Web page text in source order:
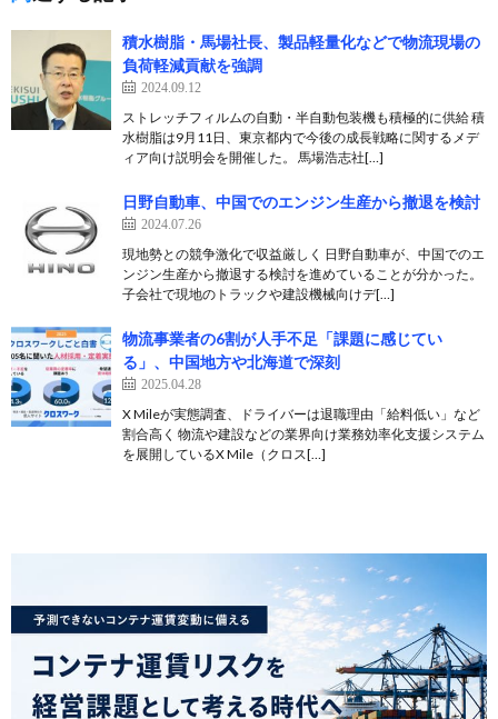
積水樹脂・馬場社長、製品軽量化などで物流現場の
負荷軽減貢献を強調
2024.09.12
ストレッチフィルムの自動・半自動包装機も積極的に供給 積
水樹脂は9月11日、東京都内で今後の成長戦略に関するメデ
ィア向け説明会を開催した。 馬場浩志社[…]
日野自動車、中国でのエンジン生産から撤退を検討
2024.07.26
現地勢との競争激化で収益厳しく 日野自動車が、中国でのエ
ンジン生産から撤退する検討を進めていることが分かった。
子会社で現地のトラックや建設機械向けデ[…]
物流事業者の6割が人手不足「課題に感じてい
る」、中国地方や北海道で深刻
2025.04.28
X Mileが実態調査、ドライバーは退職理由「給料低い」など
割合高く 物流や建設などの業界向け業務効率化支援システム
を展開しているX Mile（クロス[…]